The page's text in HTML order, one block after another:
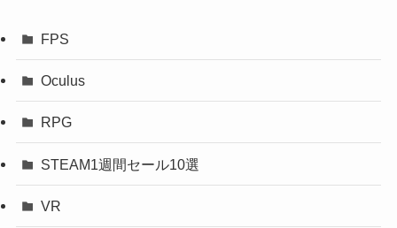
FPS
Oculus
RPG
STEAM1週間セール10選
VR